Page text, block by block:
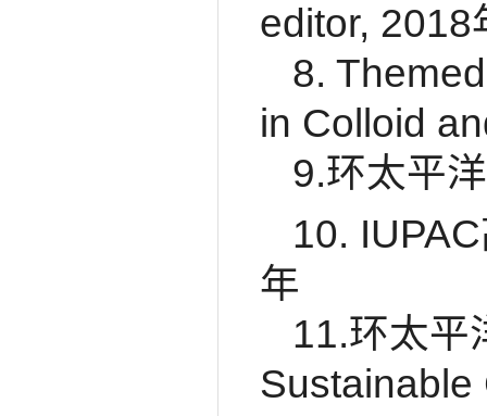
editor, 2018
8.
in Colloid
9.环太平
10.
年
11.环太平
Sustainable